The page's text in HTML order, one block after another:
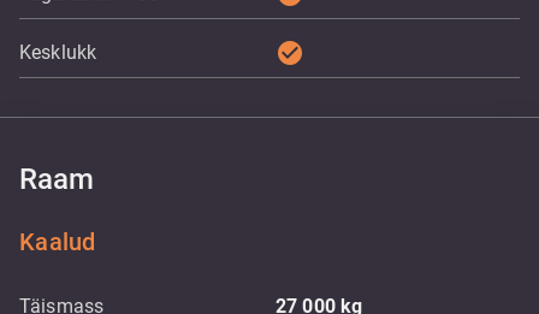
Kesklukk check_circle
Raam
Kaalud
Täismass 27 000kg